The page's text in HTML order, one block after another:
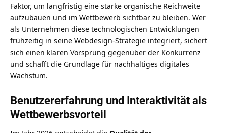
Faktor, um langfristig eine starke organische Reichweite
aufzubauen und im Wettbewerb sichtbar zu bleiben. Wer
als Unternehmen diese technologischen Entwicklungen
frühzeitig in seine Webdesign-Strategie integriert, sichert
sich einen klaren Vorsprung gegenüber der Konkurrenz
und schafft die Grundlage für nachhaltiges digitales
Wachstum.
Benutzererfahrung und Interaktivität als
Wettbewerbsvorteil